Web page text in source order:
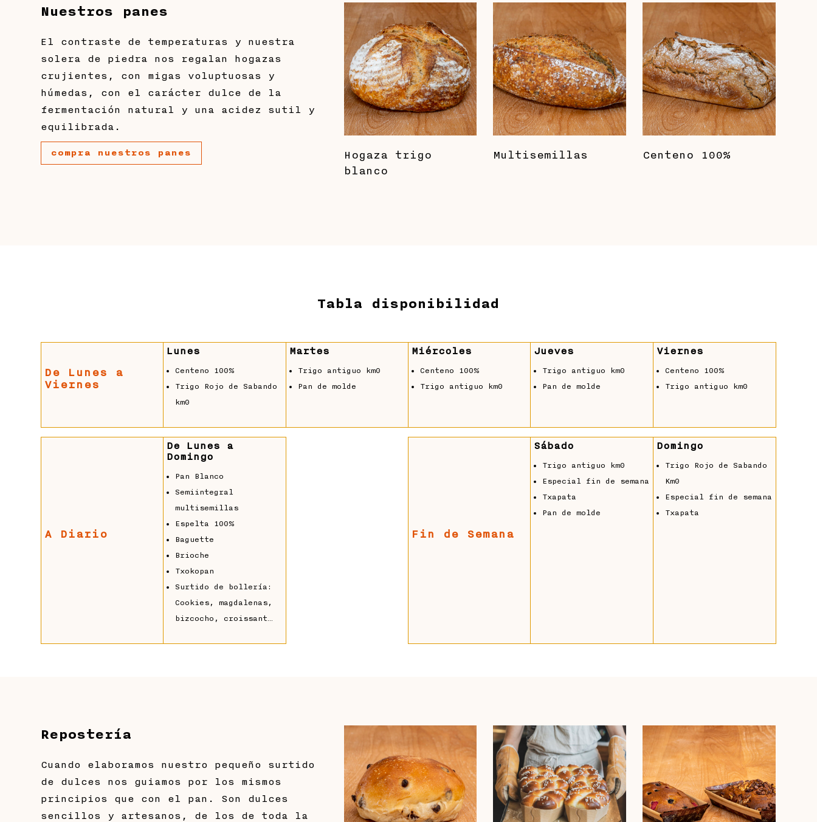
Nuestros panes
El contraste de temperaturas y nuestra
solera de piedra nos regalan hogazas
crujientes, con migas voluptuosas y
húmedas, con el carácter dulce de la
fermentación natural y una acidez sutil y
equilibrada.
compra nuestros panes
Hogaza trigo
blanco
Multisemillas Centeno 100%
Tabla disponibilidad
De Lunes a
Viernes
Lunes
Centeno 100%
Trigo Rojo de Sabando
km0
Martes
Trigo antiguo km0
Pan de molde
Miércoles
Centeno 100%
Trigo antiguo km0
Jueves
Trigo antiguo km0
Pan de molde
Viernes
Centeno 100%
Trigo antiguo km0
A Diario
De Lunes a
Domingo
Pan Blanco
Semiintegral
multisemillas
Espelta 100%
Baguette
Brioche
Txokopan
Surtido de bollería:
Cookies, magdalenas,
bizcocho, croissant…
Fin de Semana
Sábado
Trigo antiguo km0
Especial fin de semana
Txapata
Pan de molde
Domingo
Trigo Rojo de Sabando
Km0
Especial fin de semana
Txapata
Repostería
Cuando elaboramos nuestro pequeño surtido
de dulces nos guiamos por los mismos
principios que con el pan. Son dulces
sencillos y artesanos, de los de toda la